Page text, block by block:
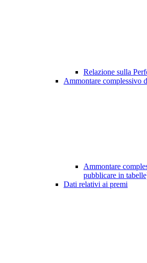
Relazione sulla
Ammontare complessivo
Ammontare
pubblicare in
Dati relativi ai premi